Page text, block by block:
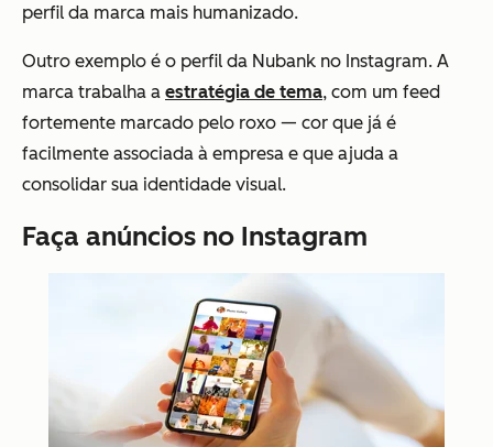
perfil da marca mais humanizado.
Outro exemplo é o perfil da Nubank no Instagram. A
marca trabalha a estratégia de tema, com um feed
fortemente marcado pelo roxo — cor que já é
facilmente associada à empresa e que ajuda a
consolidar sua identidade visual.
Faça anúncios no Instagram